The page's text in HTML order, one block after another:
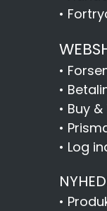
•
•
•
• Buy &
•
• Log
•